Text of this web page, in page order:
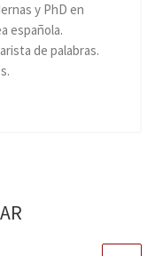
y PhD en
española.
de palabras.